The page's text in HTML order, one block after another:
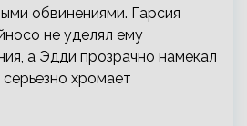
обвинениями. Гарсия
не уделял ему
а Эдди прозрачно намекал
хромает